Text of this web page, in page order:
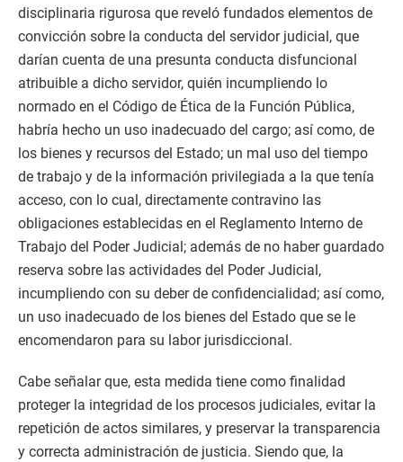
disciplinaria rigurosa que reveló fundados elementos de
convicción sobre la conducta del servidor judicial, que
darían cuenta de una presunta conducta disfuncional
atribuible a dicho servidor, quién incumpliendo lo
normado en el Código de Ética de la Función Pública,
habría hecho un uso inadecuado del cargo; así como, de
los bienes y recursos del Estado; un mal uso del tiempo
de trabajo y de la información privilegiada a la que tenía
acceso, con lo cual, directamente contravino las
obligaciones establecidas en el Reglamento Interno de
Trabajo del Poder Judicial; además de no haber guardado
reserva sobre las actividades del Poder Judicial,
incumpliendo con su deber de confidencialidad; así como,
un uso inadecuado de los bienes del Estado que se le
encomendaron para su labor jurisdiccional.
Cabe señalar que, esta medida tiene como finalidad
proteger la integridad de los procesos judiciales, evitar la
repetición de actos similares, y preservar la transparencia
y correcta administración de justicia. Siendo que, la